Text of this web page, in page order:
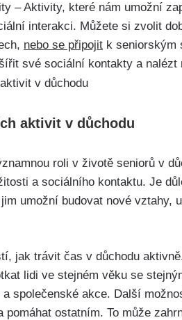
– Aktivity, které nám umožní
interakci. Můžete si zvolit
nebo se připojit k seniorským
své sociální kontakty a nalézt
aktivit v důchodu
roli v životě seniorů v
a sociálního kontaktu. Je
umožní budovat nové
jak trávit čas v důchodu
lidi ve stejném věku se
společenské akce. Další
pomáhat ostatním. To může